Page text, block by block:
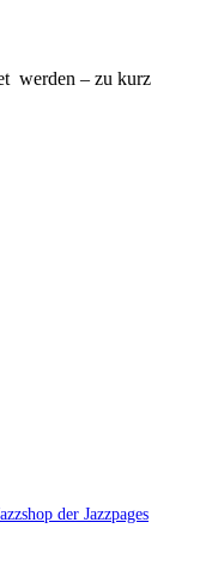
werden – zu kurz